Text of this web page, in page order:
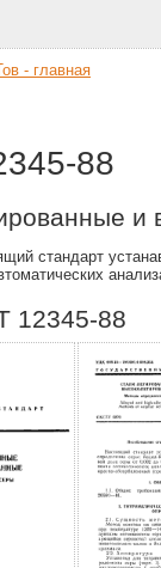
- главная
88
и
стандарт
12345-88